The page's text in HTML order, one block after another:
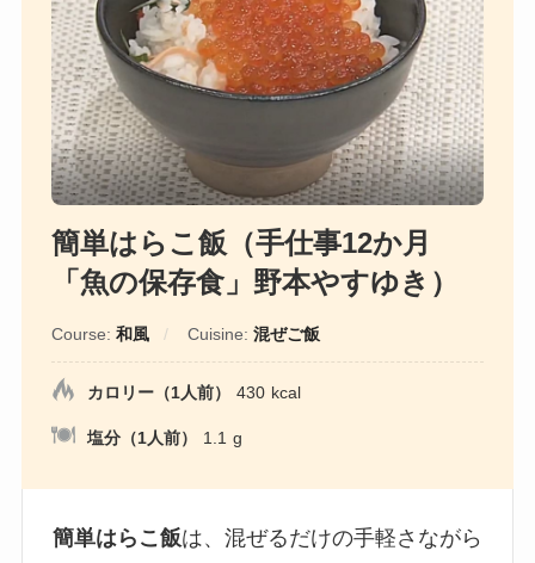
簡単はらこ飯（手仕事12か月
「魚の保存食」野本やすゆき）
Course: 和風 Cuisine: 混ぜご飯
カロリー（1人前） 430 kcal
塩分（1人前） 1.1 g
簡単はらこ飯は、混ぜるだけの手軽さながら